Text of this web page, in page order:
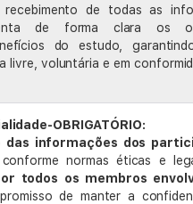
de todas as
de forma clara os
do estudo,
livre, voluntária e em
OBRIGATÓRIO:
das informações dos
normas éticas e
todos os membros
de manter a